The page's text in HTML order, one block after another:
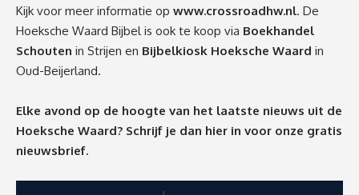
Kijk voor meer informatie op www.crossroadhw.nl. De
Hoeksche Waard Bijbel is ook te koop via Boekhandel
Schouten in Strijen en Bijbelkiosk Hoeksche Waard in
Oud-Beijerland.
Elke avond op de hoogte van het laatste nieuws uit de
Hoeksche Waard? Schrijf je dan hier in voor onze gratis
nieuwsbrief.